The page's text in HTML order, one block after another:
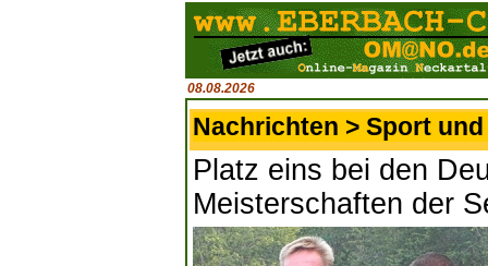
08.08.2026
Nachrichten > Sport
Platz eins bei den
Meisterschaften der